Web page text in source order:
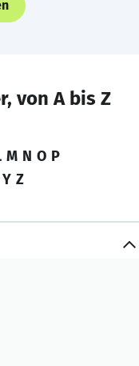
von A bis Z
M N O P
Y Z